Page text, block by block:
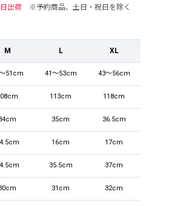
出荷
※予約商品、土日・祝日を除く
M L XL
51cm 41～53cm 43～56cm
113cm 118cm
35cm 36.5cm
16cm 17cm
35.5cm 37cm
31cm 32cm